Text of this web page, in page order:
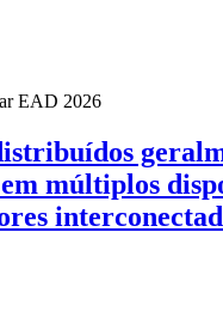
EAD 2026
múltiplos